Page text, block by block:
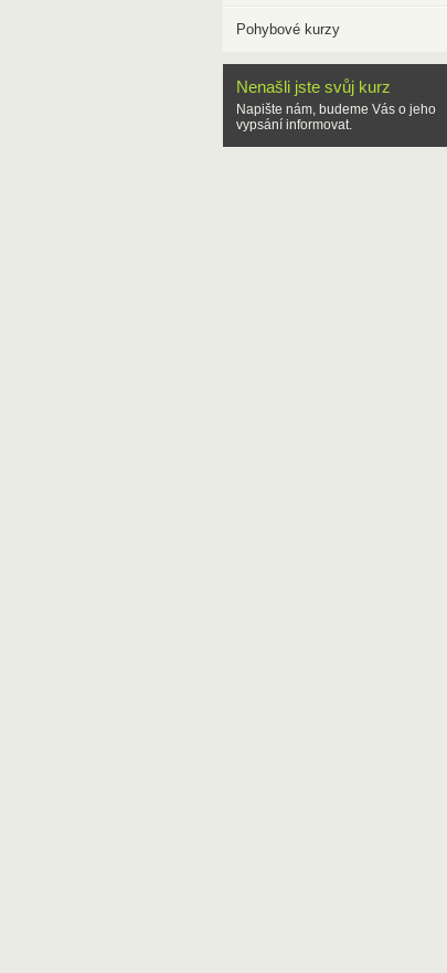
Pohybové kurzy
Nenašli jste svůj kurz
Napište nám, budeme Vás o jeho
vypsání informovat.